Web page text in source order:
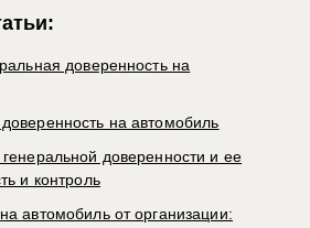
доверенность на
на автомобиль
доверенности и ее
и контроль
автомобиль от организации: